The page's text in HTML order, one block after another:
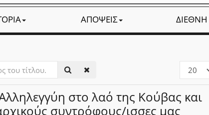
ΑΠΌΨΕΙΣ ΔΙΕΘΝΉ
Εμφάνιση
στο λαό της Κούβας και
συντρόφους/ισσες μας